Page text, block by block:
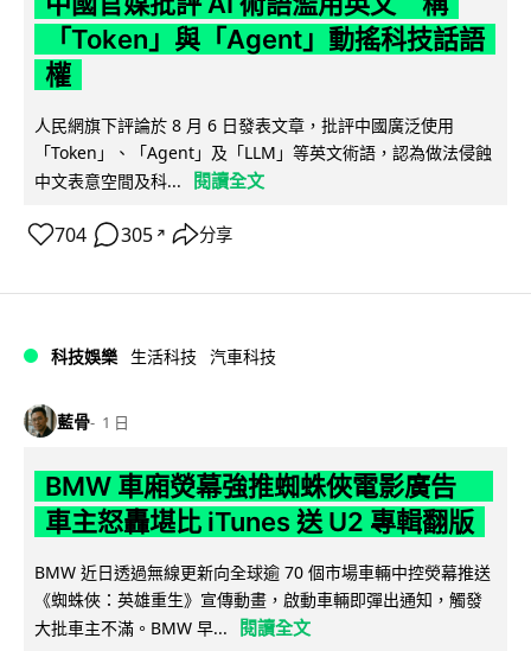
「Token」與「Agent」動搖科技話語
權
人民網旗下評論於 8 月 6 日發表文章，批評中國廣泛使用
「Token」、「Agent」及「LLM」等英文術語，認為做法侵蝕
中文表意空間及科...
閱讀全文
704 305 ↗ 分享
科技娛樂 生活科技 汽車科技
藍骨 1 日
BMW 車廂熒幕強推蜘蛛俠電影廣告
車主怒轟堪比 iTunes 送 U2 專輯翻版
BMW 近日透過無線更新向全球逾 70 個市場車輛中控熒幕推送
《蜘蛛俠：英雄重生》宣傳動畫，啟動車輛即彈出通知，觸發
大批車主不滿。BMW 早...
閱讀全文